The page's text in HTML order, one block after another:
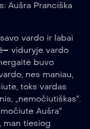
Aušra Pranciška
vardo ir labai
viduryje vardo
buvo
nes maniau,
toks vardas
„nemočiutiškas“.
Aušra“
man tiesiog